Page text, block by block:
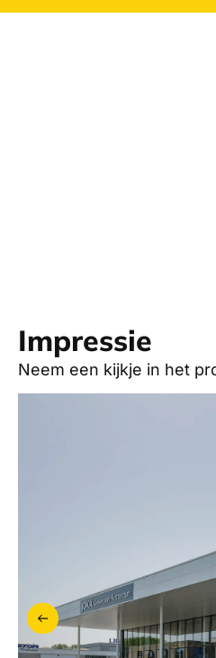
Impressie
Neem een kijkje in het